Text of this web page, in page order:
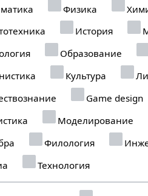
Физика
История
Образование
Культура
Game design
Моделирование
Филология
Технология